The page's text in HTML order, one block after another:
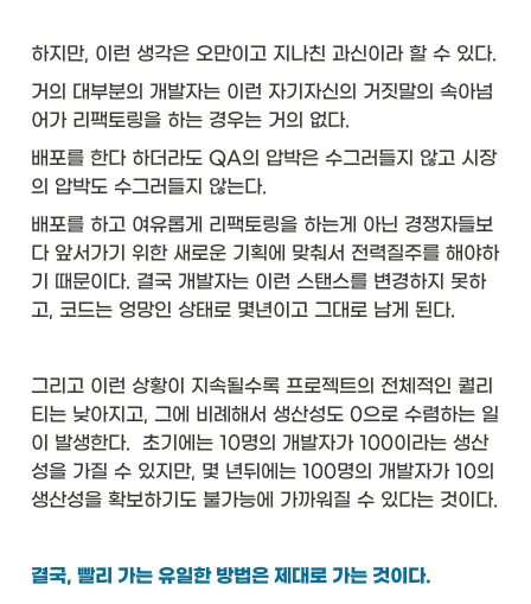
거의 대부분의 개발자는 이런 자기자신의 거짓말의 속아넘
어가 리팩토링을 하는 경우는 거의 없다.
배포를 한다 하더라도 QA의 압박은 수그러들지 않고 시장
의 압박도 수그러들지 않는다.
배포를 하고 여유롭게 리팩토링을 하는게 아닌 경쟁자들보
다 앞서가기 위한 새로운 기획에 맞춰서 전력질주를 해야하
기 때문이다. 결국 개발자는 이런 스탠스를 변경하지 못하
고, 코드는 엉망인 상태로 몇년이고 그대로 남게 된다.
그리고 이런 상황이 지속될수록 프로젝트의 전체적인 퀄리
티는 낮아지고, 그에 비례해서 생산성도 0으로 수렴하는 일
이 발생한다.  초기에는 10명의 개발자가 100이라는 생산
성을 가질 수 있지만, 몇 년뒤에는 100명의 개발자가 10의
결국, 빨리 가는 유일한 방법은 제대로 가는 것이다.